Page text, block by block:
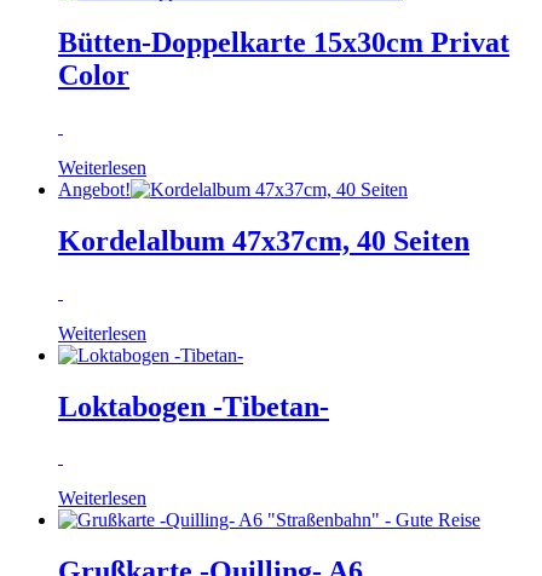
Bütten-Doppelkarte 15x30cm Privat
Color
Weiterlesen
Angebot!
Kordelalbum 47x37cm, 40 Seiten
Weiterlesen
Loktabogen -Tibetan-
Weiterlesen